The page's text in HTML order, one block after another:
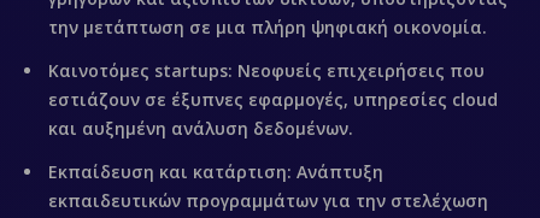
την μετάπτωση σε μια πλήρη ψηφιακή οικονομία.
Καινοτόμες startups: Νεοφυείς επιχειρήσεις που
εστιάζουν σε έξυπνες εφαρμογές, υπηρεσίες cloud
και αυξημένη ανάλυση δεδομένων.
Εκπαίδευση και κατάρτιση: Ανάπτυξη
εκπαιδευτικών προγραμμάτων για την στελέχωση